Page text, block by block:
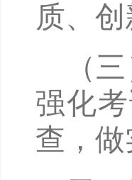
质、
（
强化
查，